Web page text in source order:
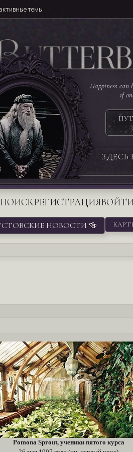
Happiness can
if
ПОИСКРЕГИСТРАЦИЯ
темы
НОВОСТИ 🍻
Pomona Sprout, ученики пятого курса